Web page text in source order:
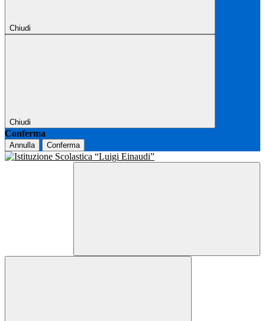
Chiudi
Chiudi
Conferma
Annulla Conferma